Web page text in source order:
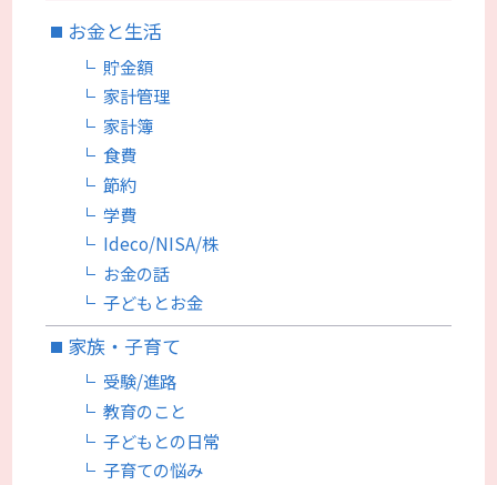
お金と生活
貯金額
家計管理
家計簿
食費
節約
学費
Ideco/NISA/株
お金の話
子どもとお金
家族・子育て
受験/進路
教育のこと
子どもとの日常
子育ての悩み